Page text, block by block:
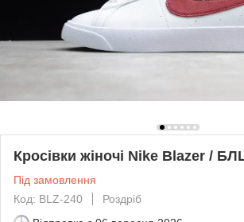
Кросівки жіночі Nike Blazer /
Під замовлення
Код: BLZ-240
Роздріб